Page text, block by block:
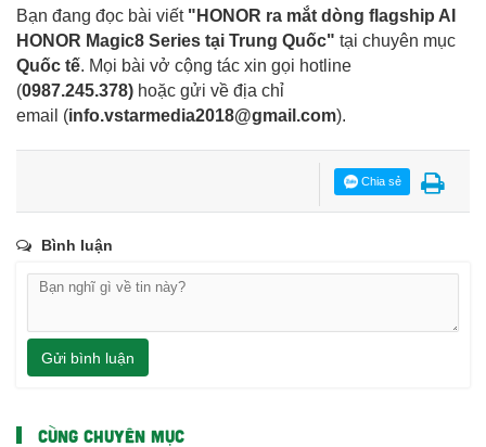
Bạn đang đọc bài viết "HONOR ra mắt dòng flagship AI
HONOR Magic8 Series tại Trung Quốc" tại chuyên mục
Quốc tế. Mọi bài vở cộng tác xin gọi hotline
(0987.245.378) hoặc gửi về địa chỉ
email (info.vstarmedia2018@gmail.com).
Chia sẻ
Bình luận
Gửi bình luận
CÙNG CHUYÊN MỤC